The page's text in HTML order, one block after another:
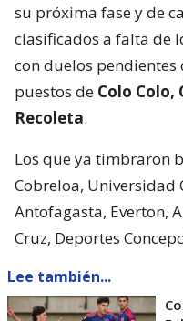
su próxima fase y de
clasificados a falta de
con duelos
puestos de Colo Colo,
Recoleta.
Los que ya timbraron
Cobreloa, Universidad
Antofagasta, Everton,
Cruz, Deportes
Lee también...